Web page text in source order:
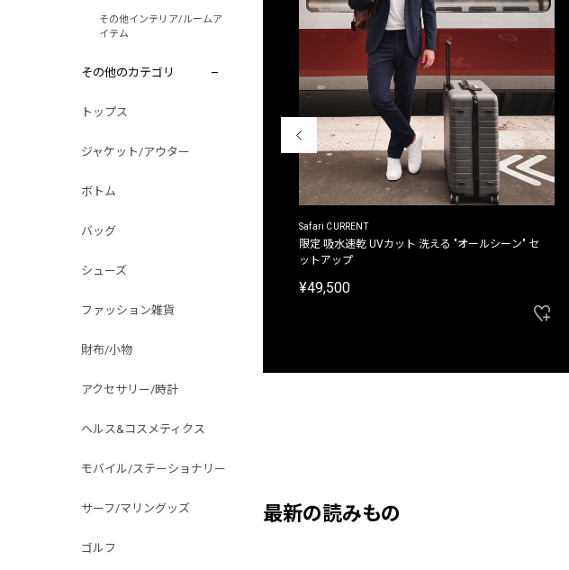
その他インテリア/ルームア
イテム
その他のカテゴリ
トップス
ジャケット/アウター
ボトム
バッグ
シューズ
ファッション雑貨
財布/小物
アクセサリー/時計
ヘルス&コスメティクス
モバイル/ステーショナリー
サーフ/マリングッズ
ゴルフ
Safari CURRENT
限定 吸水速乾 UVカット 洗える "オールシーン" セ
ットアップ
¥49,500
最新の読みもの